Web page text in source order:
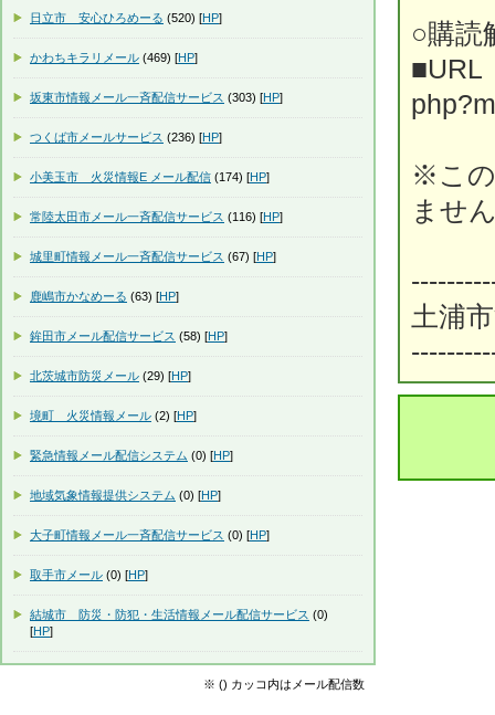
○購読
■URL
※この
ませ
土浦
日立市 安心ひろめーる (520) [HP]
かわちキラリメール (469) [HP]
坂東市情報メール一斉配信サービス (303) [HP]
つくば市メールサービス (236) [HP]
小美玉市 火災情報E メール配信 (174) [HP]
常陸太田市メール一斉配信サービス (116) [HP]
城里町情報メール一斉配信サービス (67) [HP]
鹿嶋市かなめーる (63) [HP]
鉾田市メール配信サービス (58) [HP]
北茨城市防災メール (29) [HP]
境町 火災情報メール (2) [HP]
緊急情報メール配信システム (0) [HP]
地域気象情報提供システム (0) [HP]
大子町情報メール一斉配信サービス (0) [HP]
取手市メール (0) [HP]
結城市 防災・防犯・生活情報メール配信サービス (0)
[HP]
※ () カッコ内はメール配信数